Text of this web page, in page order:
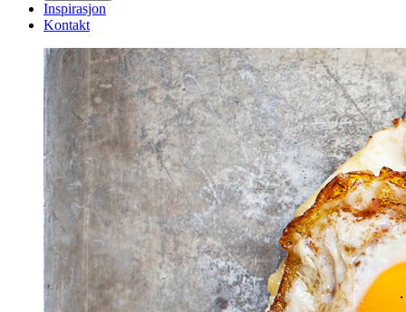
Inspirasjon
Kontakt